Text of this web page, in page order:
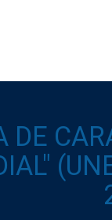
DE